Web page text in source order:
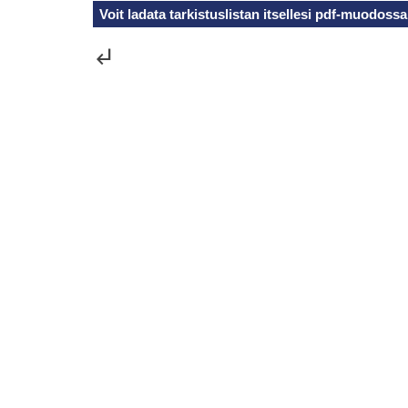
Voit ladata tarkistuslistan itsellesi pdf-
subdirectory_arrow_left